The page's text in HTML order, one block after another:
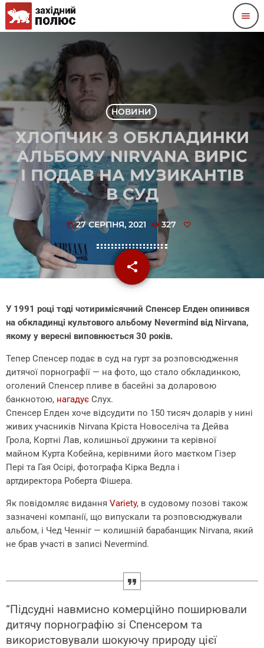
menu
НОВИНИ
ХЛОПЧИК З ОБКЛАДИНКИ
АЛЬБОМУ NIRVANA ВИРІС
І ПОДАВ НА МУЗИКАНТІВ
В СУД
today 27 СЕРПНЯ, 2021 327
share
email
У 1991 році тоді чотиримісячний Спенсер Елден опинився
на обкладинці культового альбому Nevermind від Nirvana,
якому у вересні виповнюється 30 років.
Тепер Спенсер подає в суд на гурт за розповсюдження
дитячої порнографії — на фото, що стало обкладинкою,
оголений Спенсер пливе в басейні за доларовою
банкнотою, нагадує Слух.
Спенсер Елден хоче відсудити по 150 тисяч доларів у нині
живих учасників Nirvana Кріста Новоселіча та Дейва
Грола, Кортні Лав, колишньої дружини та керівної
майном Курта Кобейна, керівними його маєтком Гізер
Пері та Гая Осірі, фотографа Кірка Ведла і
артдиректора Роберта Фішера.
Як повідомляє видання Variety, в судовому позові також
зазначені компанії, що випускали та розповсюджували
альбом, і Чед Ченніг — колишній барабанщик Nirvana, який
не брав участі в записі Nevermind.
“Підсудні навмисно комерційно поширювали
дитячу порнографію зі Спенсером та
використовували шокуючу природу цієї